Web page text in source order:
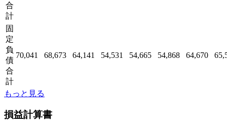
合
計
固
定
負
債
合
計
70,041 68,673 64,141 54,531 54,665 54,868 64,670
もっと見る
損益計算書